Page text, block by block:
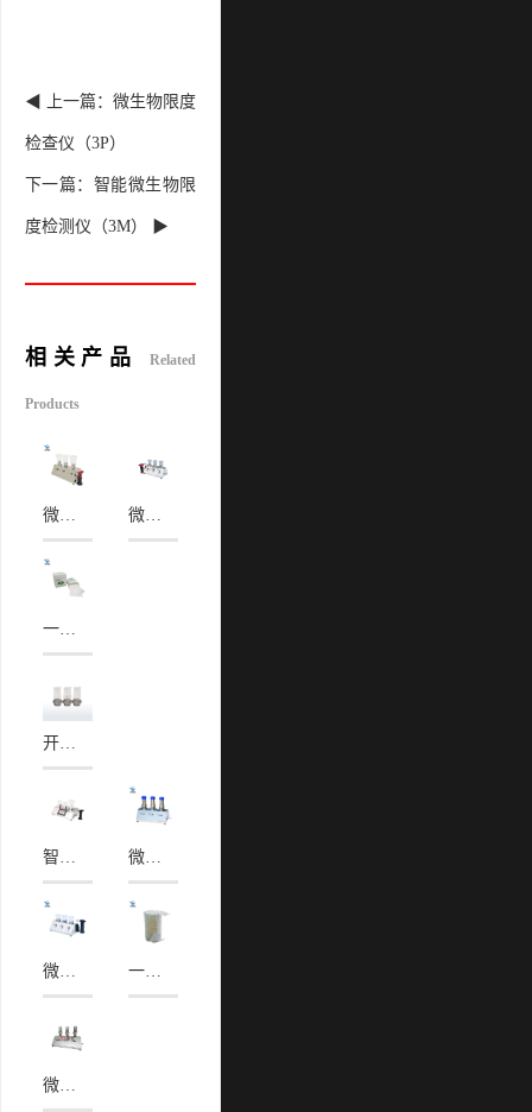
◀ 上一篇：微生物限度
检查仪（3P）
下一篇：智能微生物限
度检测仪（3M） ▶
相关产品 Related
Products
微生物限度检测仪（3C）
微生物限度过滤系统-全不锈钢YY-303N
一次性预灌装培养皿